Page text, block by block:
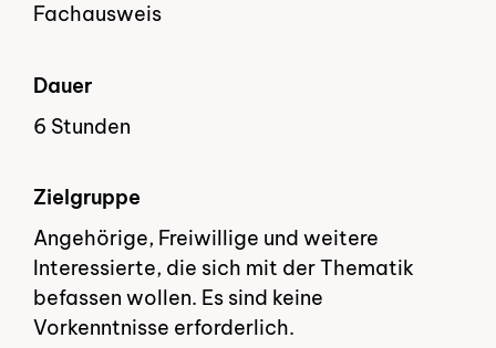
Fachausweis
Dauer
6 Stunden
Zielgruppe
Angehörige, Freiwillige und weitere
Interessierte, die sich mit der Thematik
befassen wollen. Es sind keine
Vorkenntnisse erforderlich.